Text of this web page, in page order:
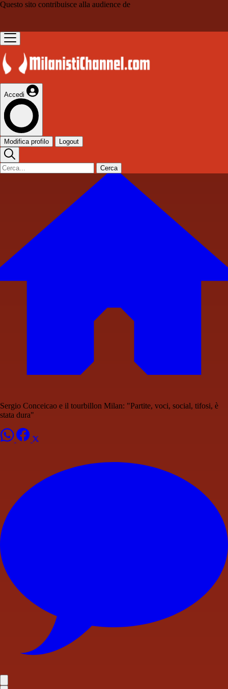
Questo sito contribuisce alla audience de
Accedi
Modifica profilo Logout
Cerca
Sergio Conceicao e il tourbillon Milan: "Partite, voci, social, tifosi, è
stata dura"